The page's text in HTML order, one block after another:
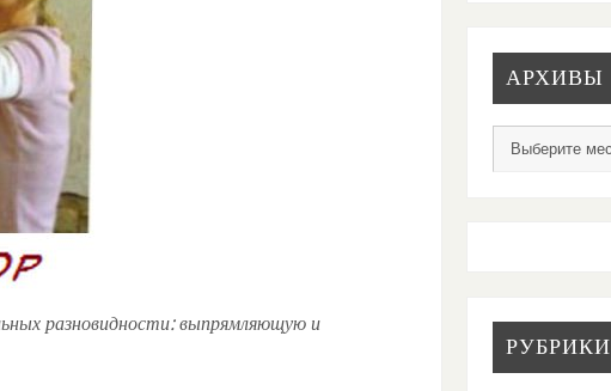
разновидности: выпрямляющую и
АРХИВЫ
РУБРИКИ